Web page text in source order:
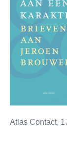
Atlas Contact,